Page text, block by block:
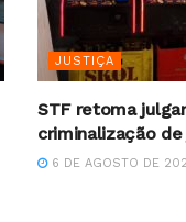
JUSTIÇA
STF retoma
criminalização
6 DE AGOSTO DE